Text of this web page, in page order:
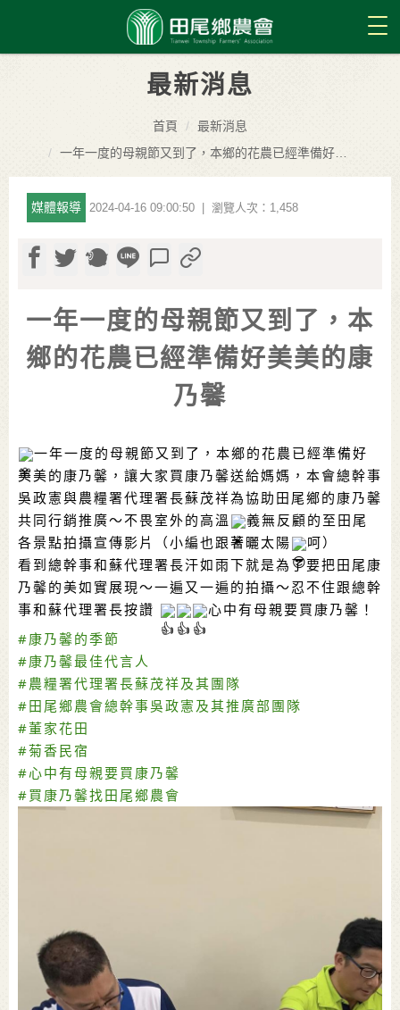
最新消息
首頁
最新消息
一年一度的母親節又到了，本鄉的花農已經準備好美美的康乃馨
媒體報導 2024-04-16 09:00:50 | 瀏覽人次：1,458
一年一度的母親節又到了，本
鄉的花農已經準備好美美的康
乃馨
一年一度的母親節又到了，本鄉的花農已經準備好
美美的康乃馨，讓大家買康乃馨送給媽媽，本會總幹事
吳政憲與農糧署代理署長蘇茂祥為協助田尾鄉的康乃馨
共同行銷推廣～不畏室外的高溫
義無反顧的至田尾
各景點拍攝宣傳影片（小編也跟著曬太陽
呵）
看到總幹事和蘇代理署長汗如雨下就是為了要把田尾康
乃馨的美如實展現～一遍又一遍的拍攝～忍不住跟總幹
事和蘇代理署長按讚
心中有母親要買康乃馨！
#康乃馨的季節
#康乃馨最佳代言人
#農糧署代理署長蘇茂祥及其團隊
#田尾鄉農會總幹事吳政憲及其推廣部團隊
#董家花田
#菊香民宿
#心中有母親要買康乃馨
#買康乃馨找田尾鄉農會